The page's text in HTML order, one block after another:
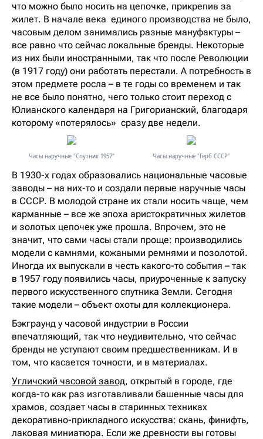
что можно было носить на цепочке, прикрепив за
жилет. В начале века единого производства не было,
часовым делом занимались разные мануфактуры –
все равно что сейчас локальные бренды. Некоторые
из них были иностранными, так что после Революции
(в 1917 году) они работать перестали. А потребность в
этом предмете росла – в те годы со временем и так
не все было понятно, чего только стоит переход с
Юлианского календаря на Григорианский, благодаря
которому «потерялось» сразу две недели.
Часы наручные "Cпутник 1957" Часы наручные "Герб СССР"
В 1930-х годах образовались национальные часовые
заводы – на них-то и создали первые наручные часы
в СССР. В молодой стране их стали носить чаще, чем
карманные – все же эпоха аристократичных жилетов
и золотых цепочек уже прошла. Впрочем, это не
значит, что сами часы стали проще: производились
модели с камнями, кожаными ремнями и позолотой.
Иногда их выпускали в честь какого-то события – так
в 1957 году появились часы, приуроченные к запуску
первого искусственного спутника Земли. Cегодня
такие модели – объект охоты для коллекционера.
Бэкграунд у часовой индустрии в России
впечатляющий, так что неудивительно, что сейчас
бренды не уступают своим предшественникам. И в
том, что касается точности, и в материалах.
Угличский часовой завод, открытый в городе, где
когда-то как раз изготавливали башенные часы для
храмов, создает часы в старинных техниках
декоративно-прикладного искусства: скань, финифть,
лаковая миниатюра. Если же древности вы готовы